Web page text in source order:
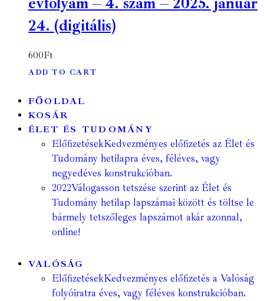
24. (digitális)
600Ft
ADD TO CART
FŐOLDAL
KOSÁR
ÉLET ÉS TUDOMÁNY
ElőfizetésekKedvezményes előfizetés az Élet és
Tudomány hetilapra éves, féléves, vagy
negyedéves konstrukcióban.
2022Válogasson tetszése szerint az Élet és
Tudomány hetilap lapszámai között és töltse le
bármely tetszőleges lapszámot akár azonnal,
online!
VALÓSÁG
ElőfizetésekKedvezményes előfizetés a Valóság
folyóiratra éves, vagy féléves konstrukcióban.